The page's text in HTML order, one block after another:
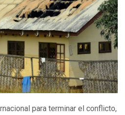
para terminar el conflicto,